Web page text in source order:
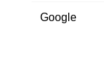
Google